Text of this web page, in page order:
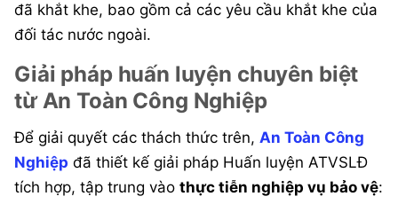
đã khắt khe, bao gồm cả các yêu cầu khắt khe của
đối tác nước ngoài.
Giải pháp huấn luyện chuyên biệt
từ An Toàn Công Nghiệp
Để giải quyết các thách thức trên, An Toàn Công
Nghiệp đã thiết kế giải pháp Huấn luyện ATVSLĐ
tích hợp, tập trung vào thực tiễn nghiệp vụ bảo vệ: